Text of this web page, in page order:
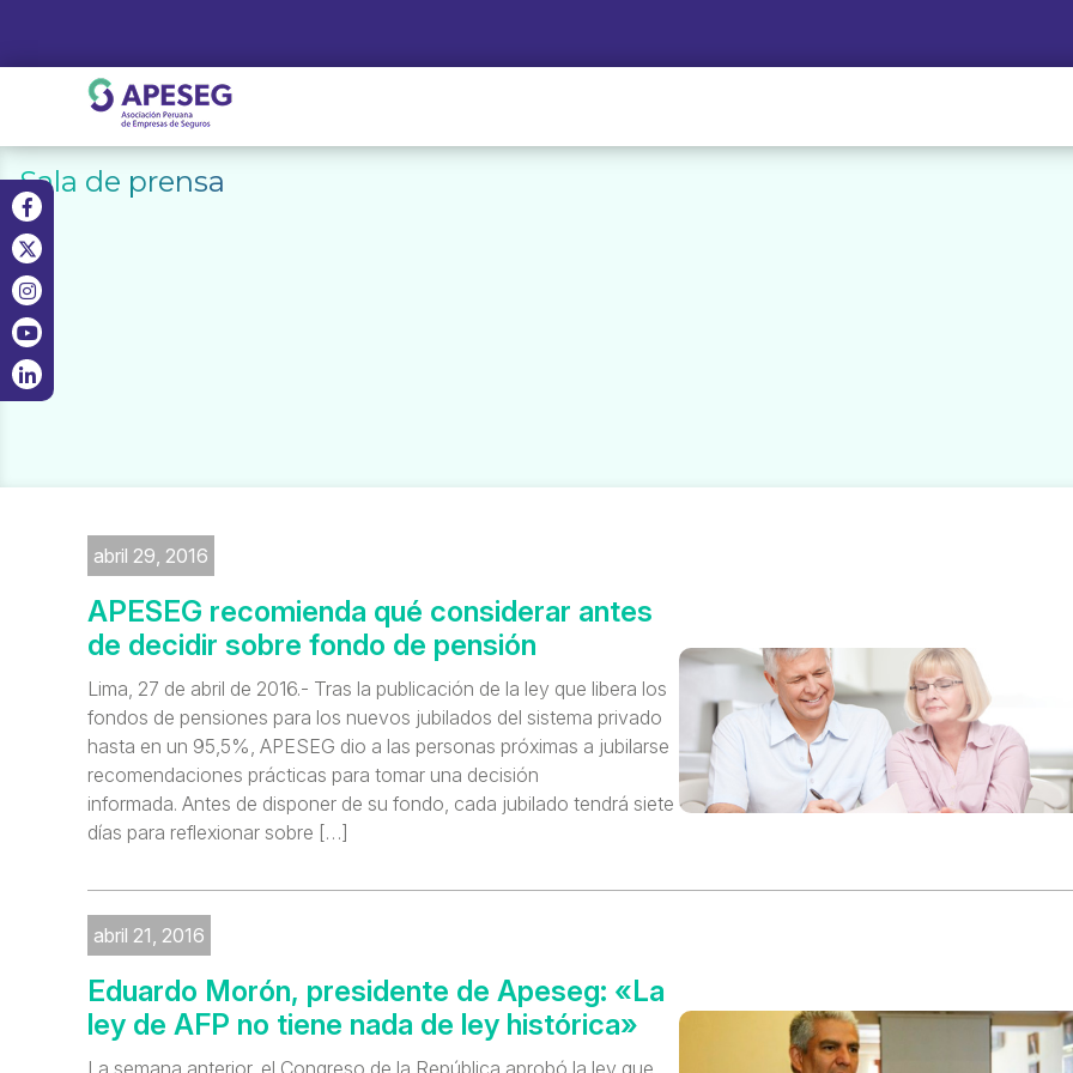
content
APESEG
Sala de prensa
abril 29, 2016
APESEG recomienda qué considerar antes
de decidir sobre fondo de pensión
Lima, 27 de abril de 2016.- Tras la publicación de la ley que libera los
fondos de pensiones para los nuevos jubilados del sistema privado
hasta en un 95,5%, APESEG dio a las personas próximas a jubilarse
recomendaciones prácticas para tomar una decisión
informada. Antes de disponer de su fondo, cada jubilado tendrá siete
días para reflexionar sobre […]
abril 21, 2016
Eduardo Morón, presidente de Apeseg: «La
ley de AFP no tiene nada de ley histórica»
La semana anterior, el Congreso de la República aprobó la ley que